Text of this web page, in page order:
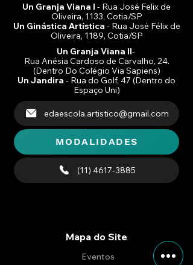
Un Granja Viana I - Rua José Felix de
Oliveira, 1133, Cotia/SP
Un Ginástica Artística - Rua José Félix de
Oliveira, 1189, Cotia/SP
Un Granja Viana II-
Rua Anésia Cardoso de Carvalho, 24.
(Dentro Do Colégio Via Sapiens)
Un Jandira - Rua do Golf, 47 (Dentro do
Espaço Uni)
edaescola.artistico@gmail.com
MODALIDADES
(11) 4617-3885
Mapa do Site
Eventos